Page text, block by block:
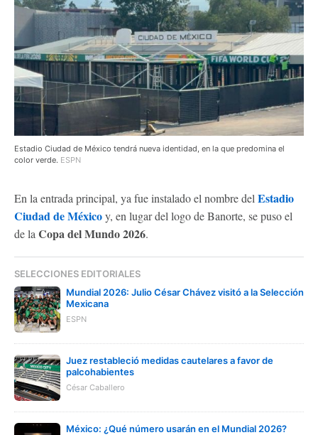
Estadio Ciudad de México tendrá nueva identidad, en la que predomina el
color verde. ESPN
En la entrada principal, ya fue instalado el nombre del Estadio
Ciudad de Méxicoy, en lugar del logo de Banorte, se puso el
de la Copa del Mundo 2026.
SELECCIONES EDITORIALES
Mundial 2026: Julio César Chávez visitó a la Selección
Mexicana
ESPN
Juez restableció medidas cautelares a favor de
palcohabientes
César Caballero
México: ¿Qué número usarán en el Mundial 2026?